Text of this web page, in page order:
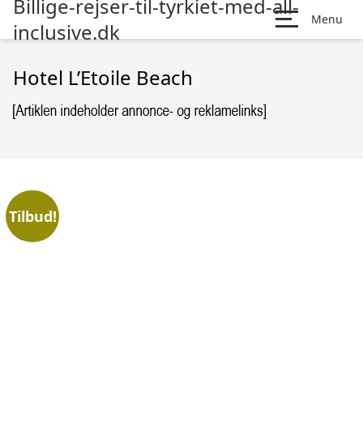
Billige-rejser-til-tyrkiet-med-all-
inclusive.dk
Menu
Hotel L’Etoile Beach
Tilbud!